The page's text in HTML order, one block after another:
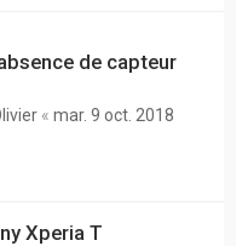
de capteur
« mar. 9 oct. 2018
Xperia T